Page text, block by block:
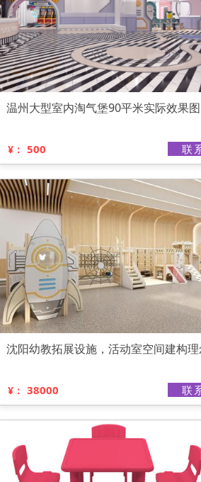
温州大型室内淘气堡90平米实际效果
¥： 500 联
沈阳幼教拓展设施，活动室空间建构
¥： 38000 联